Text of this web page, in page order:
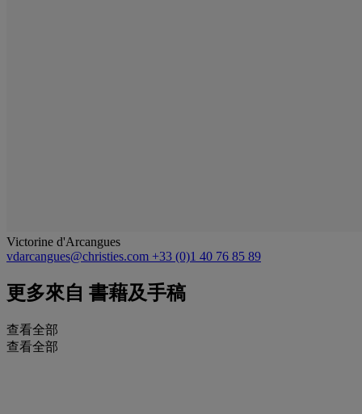
Victorine d'Arcangues
vdarcangues@christies.com +33 (0)1 40 76 85 89
更多來自 書藉及手稿
查看全部
查看全部